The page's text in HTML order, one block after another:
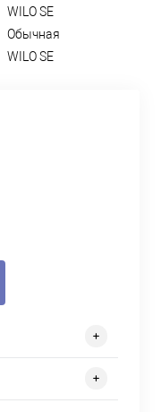
WILO SE
Обычная
WILO SE